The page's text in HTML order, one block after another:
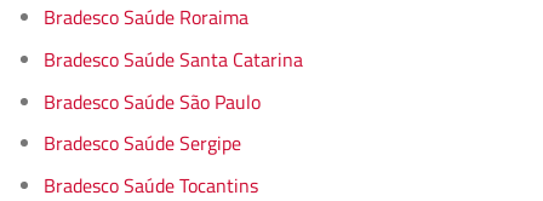
Bradesco Saúde Roraima
Bradesco Saúde Santa Catarina
Bradesco Saúde São Paulo
Bradesco Saúde Sergipe
Bradesco Saúde Tocantins